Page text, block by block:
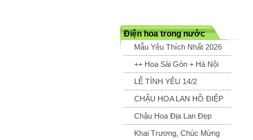
Điện hoa trong nước
Mẫu Yêu Thích Nhất 2026
++ Hoa Sài Gòn + Hà Nội
LỄ TÌNH YÊU 14/2
CHẬU HOA LAN HỒ ĐIỆP
Chậu Hoa Địa Lan Đẹp
Khai Trương, Chúc Mừng